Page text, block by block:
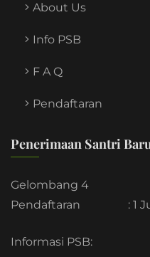
About Us
Info PSB
F A Q
Pendaftaran
Penerimaan Santri
Gelombang 4
Pendaftaran
: 1
Informasi PSB: